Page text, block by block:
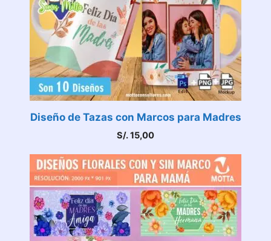
Diseño de Tazas con Marcos para Madres
S/.15,00